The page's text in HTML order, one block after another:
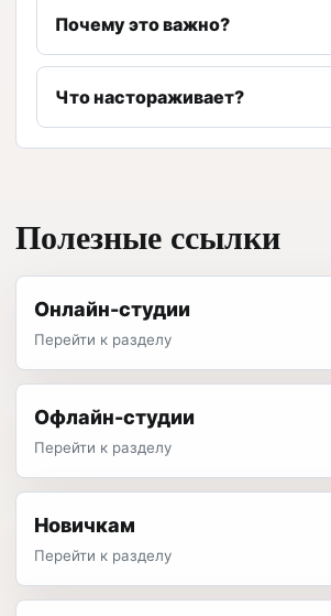
Почему это важно?
Что настораживает?
Полезные ссылки
Онлайн-студии
Перейти к разделу
Офлайн-студии
Перейти к разделу
Новичкам
Перейти к разделу